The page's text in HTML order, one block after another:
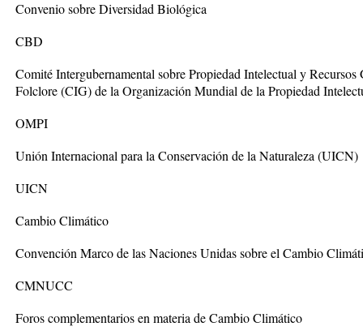
Convenio sobre Diversidad Biológica
CBD
Comité Intergubernamental sobre Propiedad Intelectual y
Folclore (CIG) de la Organización Mundial de la Propiedad
OMPI
Unión Internacional para la Conservación de la Naturaleza (UICN)
UICN
Cambio Climático
Convención Marco de las Naciones Unidas sobre el Cambio
CMNUCC
Foros complementarios en materia de Cambio Climático